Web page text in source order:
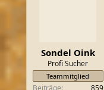
Sondel Oink
Profi Sucher
Teammitglied
Beiträge 859